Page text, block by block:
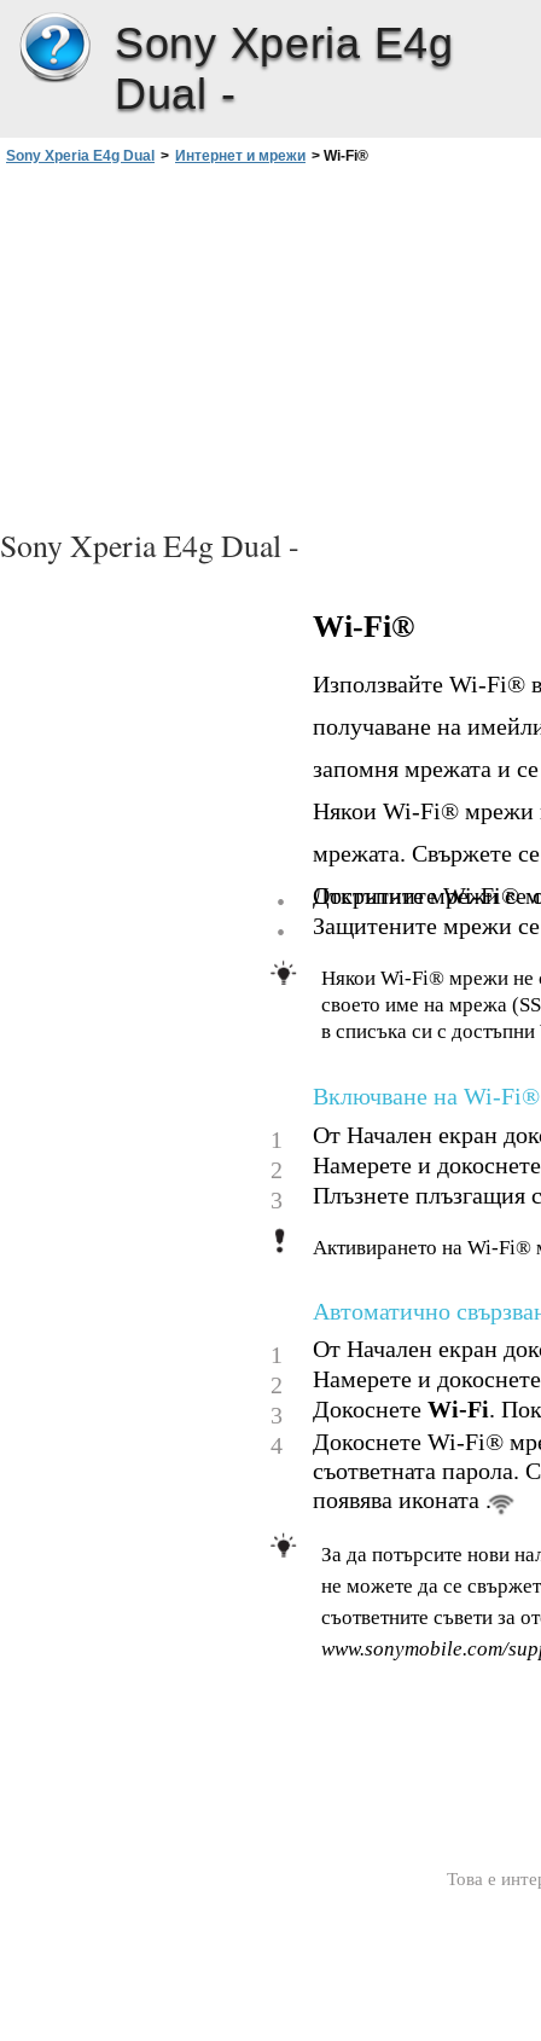
Sony Xperia E4g
Dual -
Sony Xperia E4g Dual > Интернет и мрежи > Wi-Fi®
Sony Xperia E4g Dual -
Wi-Fi®
Използвайте Wi-Fi®
получаване на
запомня мрежата и се
Някои Wi-Fi® мрежи
мрежата. Свържете
Достъпните Wi-Fi®
•
Откритите мрежи се
•
Защитените мрежи
Някои Wi-Fi® мрежи не
своето име на мрежа
в списъка си с
Включване на Wi-Fi®
1
От Начален екран
2
Намерете и
3
Плъзнете плъзгащия
Активирането на Wi-Fi®
Автоматично
1
От Начален екран
2
Намерете и
3
Докоснете Wi-Fi.
4
Докоснете Wi-Fi®
съответната парола.
появява иконата .
За да потърсите нови
не можете да се
съответните съвети за
www.sonymobile.com/
Това е